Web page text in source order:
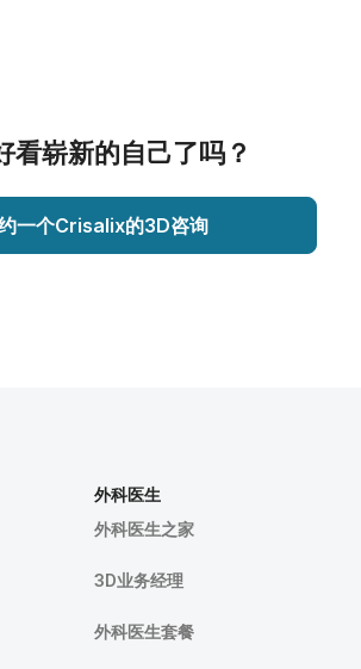
看崭新的自己了吗？
一个Crisalix的3D咨询
外科医生
外科医生之家
3D业务经理
外科医生套餐